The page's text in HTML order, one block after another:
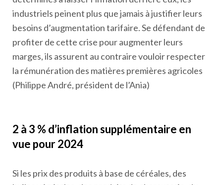
industriels peinent plus que jamais à justifier leurs
besoins d’augmentation tarifaire. Se défendant de
profiter de cette crise pour augmenter leurs
marges, ils assurent au contraire vouloir respecter
la rémunération des matières premières agricoles
(Philippe André, président de l’Ania)
2 à 3 % d’inflation supplémentaire en
vue pour 2024
Si les prix des produits à base de céréales, des